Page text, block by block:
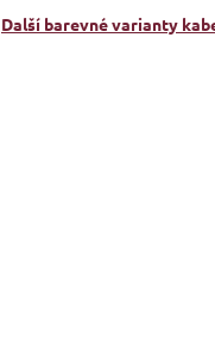
Další barevné varianty